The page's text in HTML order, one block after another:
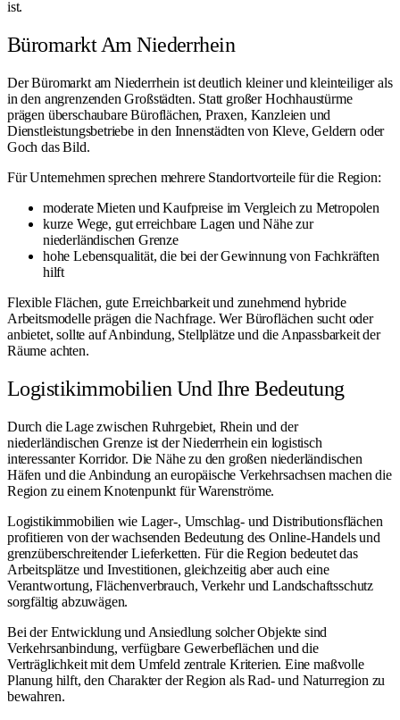
ist.
Büromarkt Am Niederrhein
Der Büromarkt am Niederrhein ist deutlich kleiner und kleinteiliger als
in den angrenzenden Großstädten. Statt großer Hochhaustürme
prägen überschaubare Büroflächen, Praxen, Kanzleien und
Dienstleistungsbetriebe in den Innenstädten von Kleve, Geldern oder
Goch das Bild.
Für Unternehmen sprechen mehrere Standortvorteile für die Region:
moderate Mieten und Kaufpreise im Vergleich zu Metropolen
kurze Wege, gut erreichbare Lagen und Nähe zur
niederländischen Grenze
hohe Lebensqualität, die bei der Gewinnung von Fachkräften
hilft
Flexible Flächen, gute Erreichbarkeit und zunehmend hybride
Arbeitsmodelle prägen die Nachfrage. Wer Büroflächen sucht oder
anbietet, sollte auf Anbindung, Stellplätze und die Anpassbarkeit der
Räume achten.
Logistikimmobilien Und Ihre Bedeutung
Durch die Lage zwischen Ruhrgebiet, Rhein und der
niederländischen Grenze ist der Niederrhein ein logistisch
interessanter Korridor. Die Nähe zu den großen niederländischen
Häfen und die Anbindung an europäische Verkehrsachsen machen die
Region zu einem Knotenpunkt für Warenströme.
Logistikimmobilien wie Lager-, Umschlag- und Distributionsflächen
profitieren von der wachsenden Bedeutung des Online-Handels und
grenzüberschreitender Lieferketten. Für die Region bedeutet das
Arbeitsplätze und Investitionen, gleichzeitig aber auch eine
Verantwortung, Flächenverbrauch, Verkehr und Landschaftsschutz
sorgfältig abzuwägen.
Bei der Entwicklung und Ansiedlung solcher Objekte sind
Verkehrsanbindung, verfügbare Gewerbeflächen und die
Verträglichkeit mit dem Umfeld zentrale Kriterien. Eine maßvolle
Planung hilft, den Charakter der Region als Rad- und Naturregion zu
bewahren.